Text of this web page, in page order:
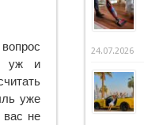
уж и
уже
вас не
24.07.2026